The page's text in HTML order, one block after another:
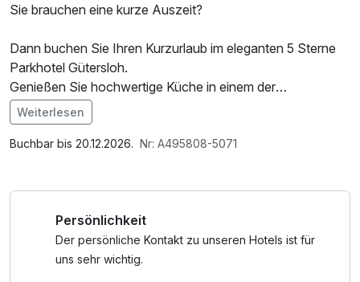
Sie brauchen eine kurze Auszeit?
Dann buchen Sie Ihren Kurzurlaub im eleganten 5 Sterne
Parkhotel Gütersloh.
Genießen Sie hochwertige Küche in einem der
Restaurants, besuchen die Park BAR und probieren Sie
zum Beispiel einen Smokey Gin Tonic.
Diese Bar ist nicht nur bei den Güterslohern eine Institution,
Lassen Sie sich entführen und spüren ein Hauch von Jet-
Set in Gütersloh.
Für Entspannungssuchende steht der großzügige
Im Angebot enthalten
1 Flasche Mineralwasser, Saunabenutzung,
Weiterlesen
Buchbar bis 20.12.2026. Nr: A495808-5071
Persönlichkeit
Der persönliche Kontakt zu unseren Hotels ist für
uns sehr wichtig.